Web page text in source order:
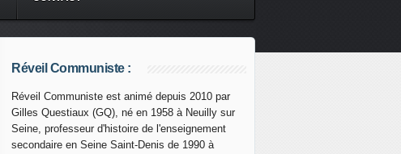
Réveil Communiste :
Réveil Communiste est animé depuis 2010 par
Gilles Questiaux (GQ), né en 1958 à Neuilly sur
Seine, professeur d'histoire de l'enseignement
secondaire en Seine Saint-Denis de 1990 à